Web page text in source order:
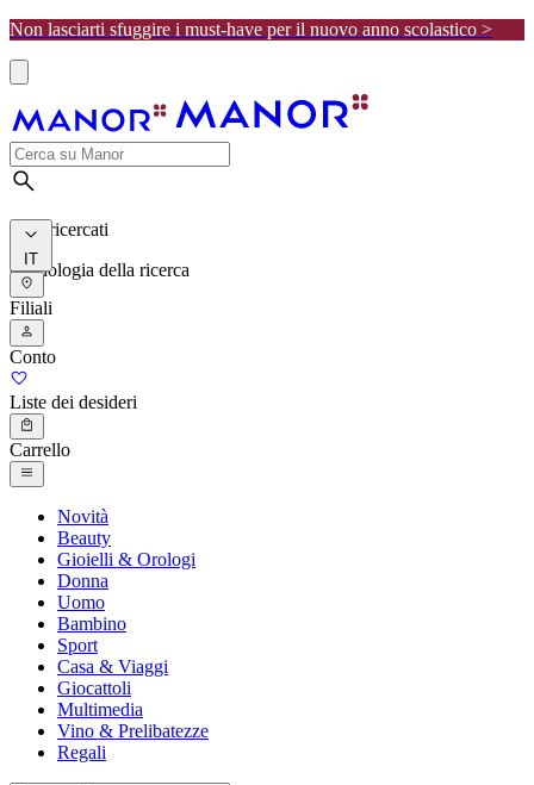
Non lasciarti sfuggire i must-have per il nuovo anno scolastico >
I più ricercati
Cronologia della ricerca
IT
Filiali
Conto
Liste dei desideri
Carrello
Novità
Beauty
Gioielli & Orologi
Donna
Uomo
Bambino
Sport
Casa & Viaggi
Giocattoli
Multimedia
Vino & Prelibatezze
Regali